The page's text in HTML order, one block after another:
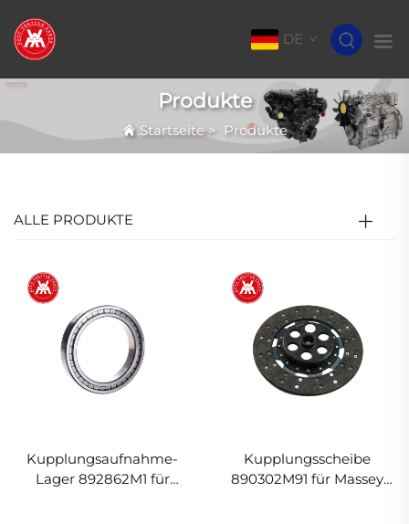
DE
Produkte
Startseite> Produkte
ALLE PRODUKTE
Kupplungsaufnahme-
Lager 892862M1 für
Kupplungsscheibe
890302M91 für Massey